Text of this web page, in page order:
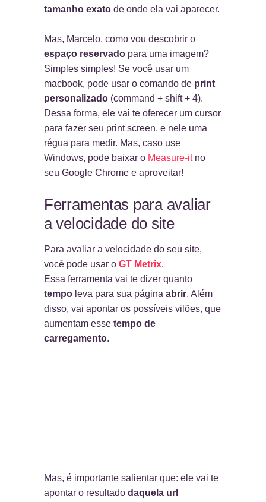
tamanho exato de onde ela vai aparecer.
Mas, Marcelo, como vou descobrir o
espaço reservado para uma imagem?
Simples simples! Se você usar um
macbook, pode usar o comando de print
personalizado (command + shift + 4).
Dessa forma, ele vai te oferecer um cursor
para fazer seu print screen, e nele uma
régua para medir. Mas, caso use
Windows, pode baixar o Measure-itno
seu Google Chrome e aproveitar!
Ferramentas para avaliar
a velocidade do site
Para avaliar a velocidade do seu site,
você pode usar o GT Metrix.
Essa ferramenta vai te dizer quanto
tempo leva para sua página abrir. Além
disso, vai apontar os possíveis vilões, que
aumentam esse tempo de
carregamento.
Mas, é importante salientar que: ele vai te
apontar o resultado daquela url